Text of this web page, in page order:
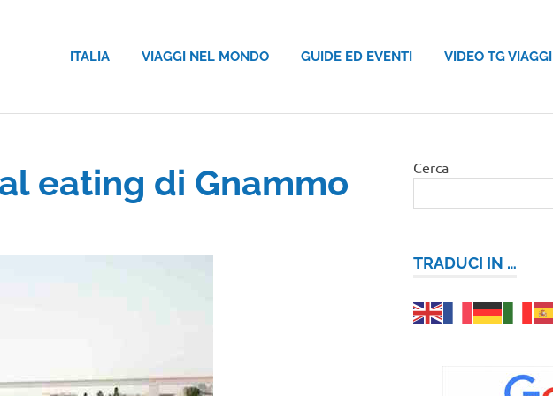
ITALIA VIAGGI NEL MONDO GUIDE ED EVENTI VIDEO TG VIAGGI
eating di Gnammo Cerca
TRADUCI IN …